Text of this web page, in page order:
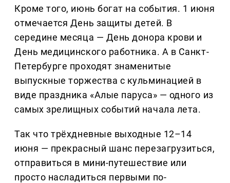
Кроме того, июнь богат на события. 1 июня
отмечается День защиты детей. В
середине месяца — День донора крови и
День медицинского работника. А в Санкт-
Петербурге проходят знаменитые
выпускные торжества с кульминацией в
виде праздника «Алые паруса» — одного из
самых зрелищных событий начала лета.
Так что трёхдневные выходные 12–14
июня — прекрасный шанс перезагрузиться,
отправиться в мини-путешествие или
просто насладиться первыми по-